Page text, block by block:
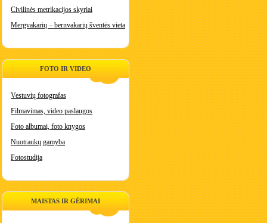
Civilinės metrikacijos skyriai
Mergvakarių – bernvakarių šventės vieta
FOTO IR VIDEO
Vestuvių fotografas
Filmavimas, video paslaugos
Foto albumai, foto knygos
Nuotraukų gamyba
Fotostudija
MAISTAS IR GĖRIMAI